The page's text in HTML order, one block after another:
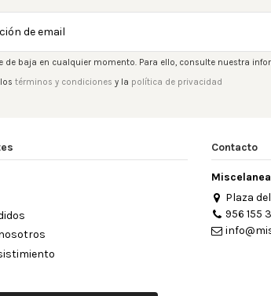
de baja en cualquier momento. Para ello, consulte nuestra
términos y condiciones y la política de privacidad
Contacto
Plaza
956 155